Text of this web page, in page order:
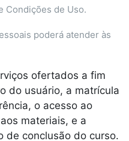
Condições de Uso.
poderá atender às
ofertados a fim
do usuário, a matrícula
o acesso ao
materiais, e a
de conclusão do curso.